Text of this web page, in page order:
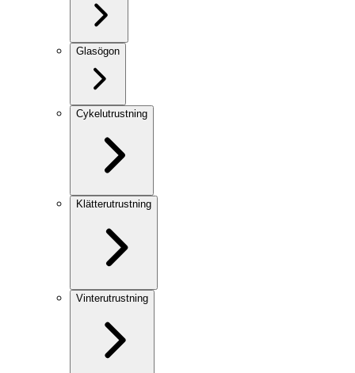
Glasögon
Cykelutrustning
Klätterutrustning
Vinterutrustning